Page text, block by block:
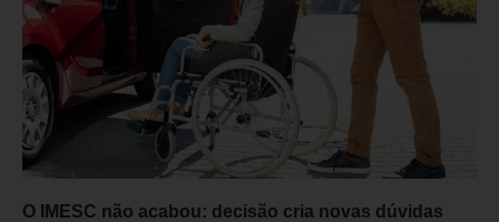
O IMESC não acabou: decisão cria novas dúvidas